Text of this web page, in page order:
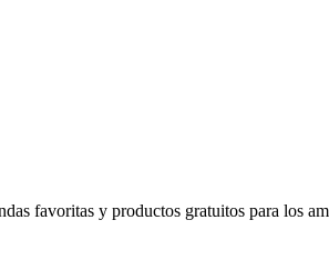
favoritas y productos gratuitos para los